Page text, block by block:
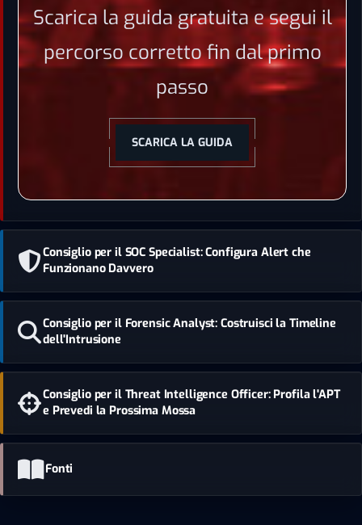
Scarica la guida gratuita e segui il
percorso corretto fin dal primo
passo
SCARICA LA GUIDA
Consiglio per il SOC Specialist: Configura Alert che
Funzionano Davvero
Consiglio per il Forensic Analyst: Costruisci la Timeline
dell'Intrusione
Consiglio per il Threat Intelligence Officer: Profila l'APT
e Prevedi la Prossima Mossa
Fonti